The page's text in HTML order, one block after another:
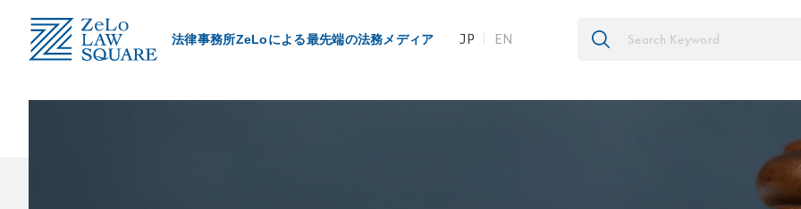
法律事務所ZeLoによる最先端の法務メディア JP EN